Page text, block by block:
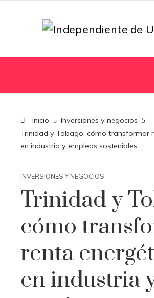
Inicio
Inversiones y negocios
Trinidad y Tobago: cómo transformar
en industria y empleos sostenibles
INVERSIONES Y NEGOCIOS
Trinidad y
cómo
renta
en industria